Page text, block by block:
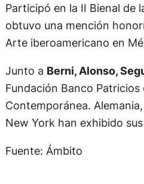
Participó en la II Bienal de
obtuvo una mención
Arte iberoamericano en
Junto a Berni, Alonso,
Fundación Banco Patricios
Contemporánea.
New York han exhibido
Fuente: Ámbito